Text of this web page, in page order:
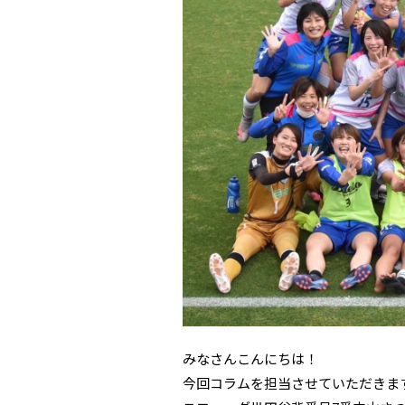
みなさんこんにちは！
今回コラムを担当させていただきま